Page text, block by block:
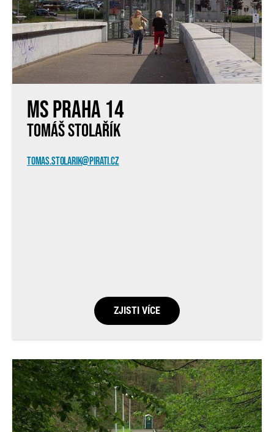
MS Praha 14
TOMÁŠ STOLAŘÍK
TOMAS.STOLARIK@PIRATI.CZ
ZJISTI VÍCE